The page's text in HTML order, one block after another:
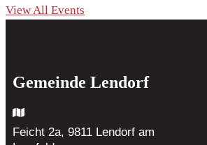
View All Events
Gemeinde Lendorf
Feicht 2a, 9811 Lendorf am